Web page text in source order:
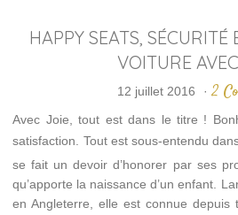
HAPPY SEATS,
VOITURE
12 juillet 2016 · 2
Avec Joie, tout est dans le titre !
satisfaction. Tout est sous-entendu
se fait un devoir d’honorer par ses
qu’apporte la naissance d’un enfant.
en Angleterre, elle est connue depuis